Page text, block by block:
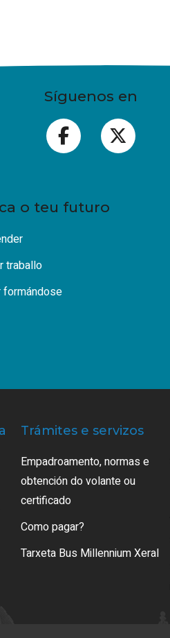
Síguenos en
o teu futuro
traballo
formándose
Trámites e servizos
Empadroamento, normas e
obtención do volante ou
certificado
Como pagar?
Tarxeta Bus Millennium Xeral